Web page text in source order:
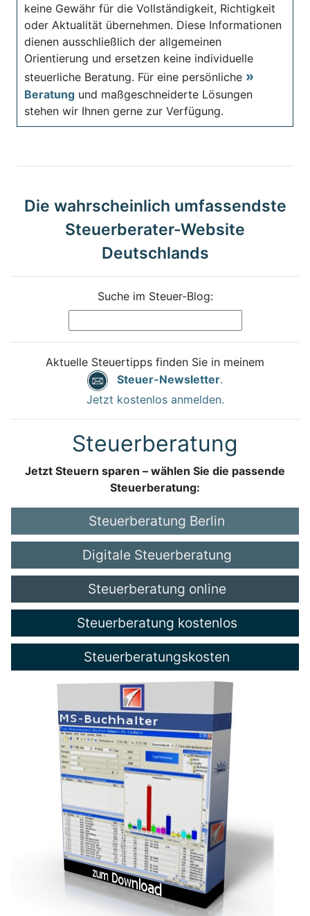
keine Gewähr für die Vollständigkeit, Richtigkeit
oder Aktualität übernehmen. Diese Informationen
dienen ausschließlich der allgemeinen
Orientierung und ersetzen keine individuelle
steuerliche Beratung. Für eine persönliche
Beratung und maßgeschneiderte Lösungen
stehen wir Ihnen gerne zur Verfügung.
Die wahrscheinlich umfassendste
Steuerberater-Website
Deutschlands
Suche im Steuer-Blog:
Aktuelle Steuertipps finden Sie in meinem
Steuer-Newsletter.
Jetzt kostenlos anmelden.
Steuerberatung
Jetzt Steuern sparen – wählen Sie die passende
Steuerberatung:
Steuerberatung Berlin
Digitale Steuerberatung
Steuerberatung online
Steuerberatung kostenlos
Steuerberatungskosten